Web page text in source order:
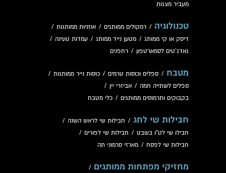
מעביר מצגות
טכנולוגיה / רמקולים ממותגים / אוזניות ממותגות /
דיסק או קי ממותג / מטען נייד ממותג / עמדות טעינה /
גאדג'טים לסמארטפון / רחפנים
מטבח / ספלים וכוסות טרמים / כוסות נייר ממותגות /
ספלים לשתייה חמה / אביזרי יין /
בקבוקים ותרמוסים ממותגים / כלי מטבח
חבילות שי לחג / חבילות שי לראש השנה /
חבילו שי לט"ו בשבט / חבילות שי לפורים /
חבילות שי לפסח / מארזי סרמוני תה
מחזיקי מפתחות ממותגים /